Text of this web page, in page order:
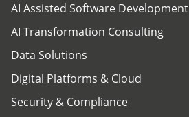
AI Assisted Software Development
AI Transformation Consulting
Data Solutions
Digital Platforms & Cloud
Security & Compliance